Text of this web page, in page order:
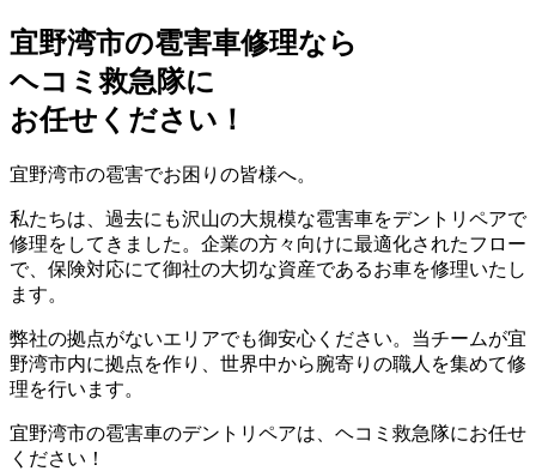
宜野湾市の雹害車修理なら
ヘコミ救急隊に
お任せください！
宜野湾市の雹害でお困りの皆様へ。
私たちは、過去にも沢山の大規模な雹害車をデントリペアで
修理をしてきました。企業の方々向けに最適化されたフロー
で、保険対応にて御社の大切な資産であるお車を修理いたし
ます。
弊社の拠点がないエリアでも御安心ください。当チームが宜
野湾市内に拠点を作り、世界中から腕寄りの職人を集めて修
理を行います。
宜野湾市の雹害車のデントリペアは、ヘコミ救急隊にお任せ
ください！